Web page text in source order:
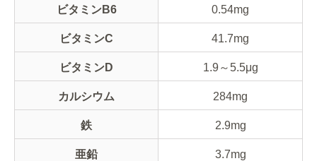
ビタミンB6 0.54mg
ビタミンC 41.7mg
ビタミンD 1.9～5.5μg
カルシウム 284mg
鉄 2.9mg
亜鉛 3.7mg